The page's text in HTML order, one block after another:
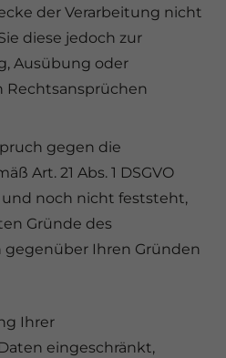
der Verarbeitung nicht
diese jedoch zur
Ausübung oder
Rechtsansprüchen
gegen die
Art. 21 Abs. 1 DSGVO
noch nicht feststeht,
Gründe des
gegenüber Ihren Gründen
Ihrer
eingeschränkt,